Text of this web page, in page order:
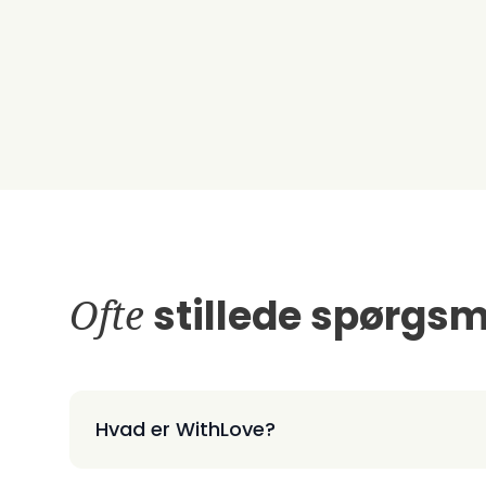
Ofte stillede
Hvad er WithLove?